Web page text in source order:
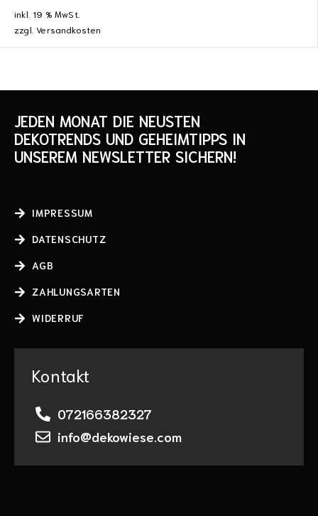
inkl. 19 % MwSt.
zzgl.Versandkosten
JEDEN MONAT DIE NEUSTEN
DEKOTRENDS UND GEHEIMTIPPS IN
UNSEREM NEWSLETTER SICHERN!
IMPRESSUM
DATENSCHUTZ
AGB
ZAHLUNGSARTEN
WIDERRUF
Kontakt
072166382327
info@dekowiese.com